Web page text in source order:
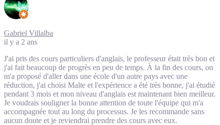
Gabriel Villalba
il y a 2 ans
J'ai pris des cours particuliers d'anglais, le professeur était très bon et
j'ai fait beaucoup de progrès en peu de temps. À la fin des cours, on
m'a proposé d'aller dans une école d'un autre pays avec une
réduction, j'ai choisi Malte et l'expérience a été très bonne, j'ai étudié
pendant 3 mois et mon niveau d'anglais est maintenant bien meilleur.
Je voudrais souligner la bonne attention de toute l'équipe qui m'a
accompagnée tout au long du processus. Je les recommande sans
aucun doute et je reviendrai prendre des cours avec eux.